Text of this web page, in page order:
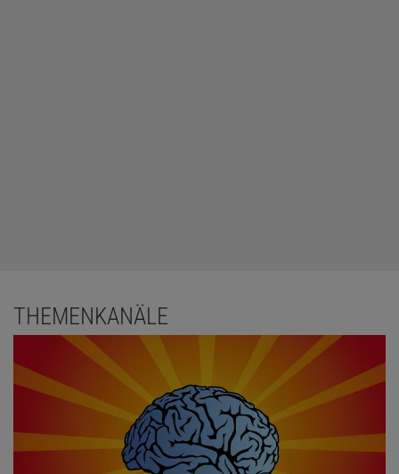
THEMENKANÄLE